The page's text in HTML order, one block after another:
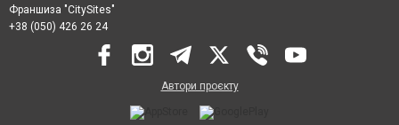
Франшиза "CitySites"
+38 (050) 426 26 24
Автори проєкту